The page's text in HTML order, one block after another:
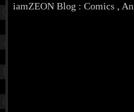
iamZEON Blog : Comics ,